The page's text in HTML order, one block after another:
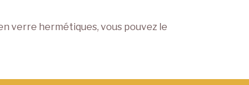
verre hermétiques, vous pouvez le